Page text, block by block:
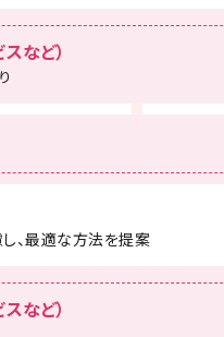
など）
、最適な方法を提案
など）